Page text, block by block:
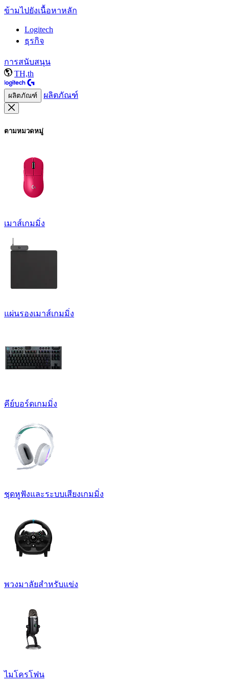
ข้ามไปยังเนื้อหาหลัก
Logitech
ธุรกิจ
การสนับสนุน
TH,th
ผลิตภัณฑ์ ผลิตภัณฑ์
ตามหมวดหมู่
เมาส์เกมมิ่ง
แผ่นรองเมาส์เกมมิ่ง
คีย์บอร์ดเกมมิ่ง
ชุดหูฟังและระบบเสียงเกมมิ่ง
พวงมาลัยสำหรับแข่ง
ไมโครโฟน